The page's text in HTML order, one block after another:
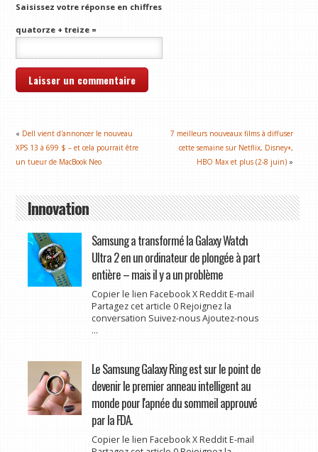
Saisissez votre réponse en chiffres
quatorze + treize =
« Dell vient d'annoncer le nouveau
XPS 13 à 699 $ – et cela pourrait être
un tueur de MacBook Neo
7 meilleurs nouveaux films à diffuser
cette semaine sur Netflix, Disney+,
HBO Max et plus (2-8 juin) »
Innovation
Samsung a transformé la Galaxy Watch
Ultra 2 en un ordinateur de plongée à part
entière – mais il y a un problème
Copier le lien Facebook X Reddit E-mail
Partagez cet article 0 Rejoignez la
conversation Suivez-nous Ajoutez-nous
...
Le Samsung Galaxy Ring est sur le point de
devenir le premier anneau intelligent au
monde pour l'apnée du sommeil approuvé
par la FDA.
Copier le lien Facebook X Reddit E-mail